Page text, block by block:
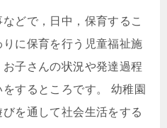
どで，日中，保育するこ
に保育を行う児童福祉施
子さんの状況や発達過程
するところです。 幼稚園
を通して社会生活をする